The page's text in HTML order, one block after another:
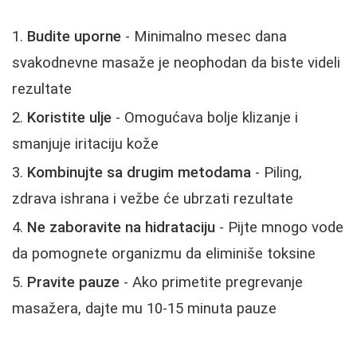
Budite uporne - Minimalno mesec dana
svakodnevne masaže je neophodan da biste videli
rezultate
Koristite ulje - Omogućava bolje klizanje i
smanjuje iritaciju kože
Kombinujte sa drugim metodama - Piling,
zdrava ishrana i vežbe će ubrzati rezultate
Ne zaboravite na hidrataciju - Pijte mnogo vode
da pomognete organizmu da eliminiše toksine
Pravite pauze - Ako primetite pregrevanje
masažera, dajte mu 10-15 minuta pauze